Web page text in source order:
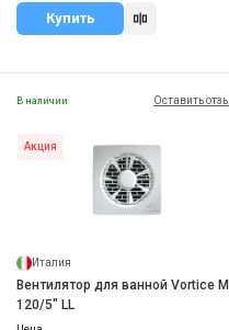
Купить
В наличии Оставить
Акция
Италия
Вентилятор для ванной Vortice
120/5" LL